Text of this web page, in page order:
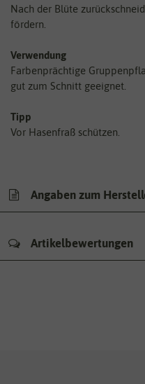
Nach der Blüte
fördern.
Verwendung
Farbenprächtige
gut zum Schnitt geeignet.
Tipp
Vor Hasenfraß schützen.
Angaben zum
Artikelbewertungen